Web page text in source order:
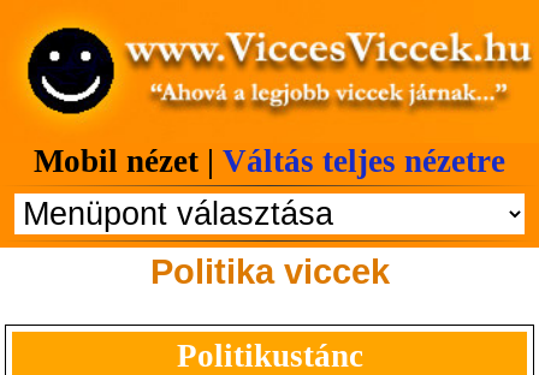
Mobil nézet | Váltás teljes nézetre
Politika viccek
Politikustánc